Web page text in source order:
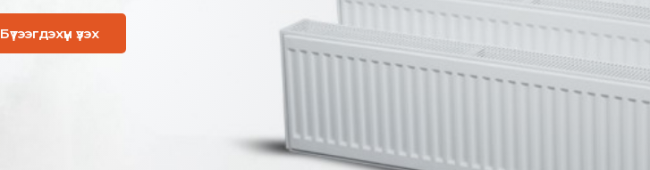
Бүтээгдэхүүн үзэх